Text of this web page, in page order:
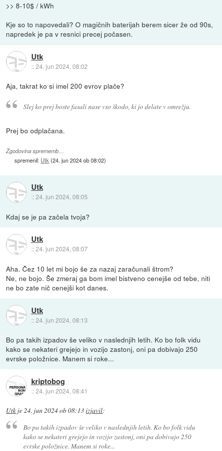
>> 8-10$ / kWh
Kje so to napovedali? O magičnih baterijah berem sicer že od 90s,
napredek je pa v resnici precej počasen.
Utk
::24. jun 2024, 08:02
Aja, takrat ko si imel 200 evrov plače?
Slej ko prej boste fasali nase vso škodo, ki jo delate v omrežju.
Prej bo odplačana.
Zgodovina sprememb…
spremenil: Utk(24. jun 2024 ob 08:02)
Utk
::24. jun 2024, 08:05
Kdaj se je pa začela tvoja?
Utk
::24. jun 2024, 08:07
Aha. Čez 10 let mi bojo še za nazaj zaračunali štrom?
Ne, ne bojo. Še zmeraj ga bom imel bistveno cenejše od tebe, niti
ne bo zate nič cenejši kot danes.
Utk
::24. jun 2024, 08:13
Bo pa takih izpadov še veliko v naslednjih letih. Ko bo folk vidu
kako se nekateri grejejo in vozijo zastonj, oni pa dobivajo 250
evrske položnice. Manem si roke...
kriptobog
::24. jun 2024, 08:41
Utk je24. jun 2024 ob 08:13izjavil:
Bo pa takih izpadov še veliko v naslednjih letih. Ko bo folk vidu
kako se nekateri grejejo in vozijo zastonj, oni pa dobivajo 250
evrske položnice. Manem si roke...